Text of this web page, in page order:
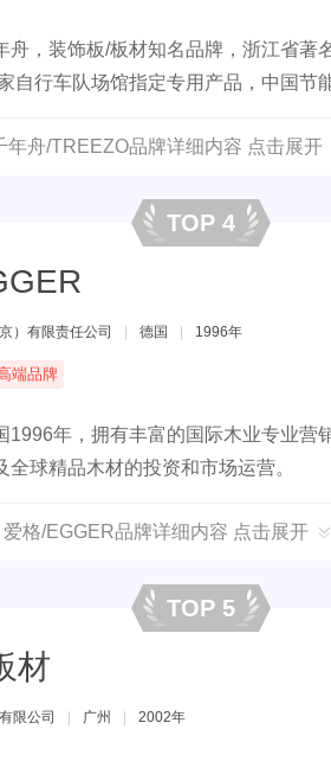
舟，装饰板/板材知名品牌，浙江省
自行车队场馆指定专用产品，中国节
年舟/TREEZO品牌详细内容 点击展开
TOP 4
）有限责任公司 德国 1996年
端品牌
1996年，拥有丰富的国际木业专业
球精品木材的投资和市场运营。
爱格/EGGER品牌详细内容 点击展开
TOP 5
材
限公司 广州 2002年